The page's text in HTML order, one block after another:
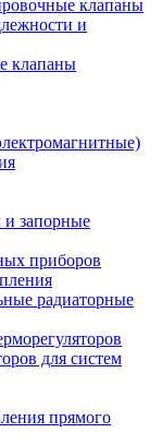
клапаны
и
клапаны
и запорные
приборов
радиаторные
для систем
прямого